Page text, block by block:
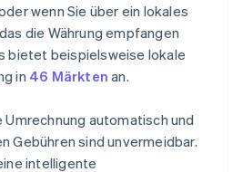
wenn Sie über ein lokales
die Währung empfangen
bietet beispielsweise lokale
in 46 Märkten an.
automatisch und
Gebühren sind unvermeidbar.
intelligente